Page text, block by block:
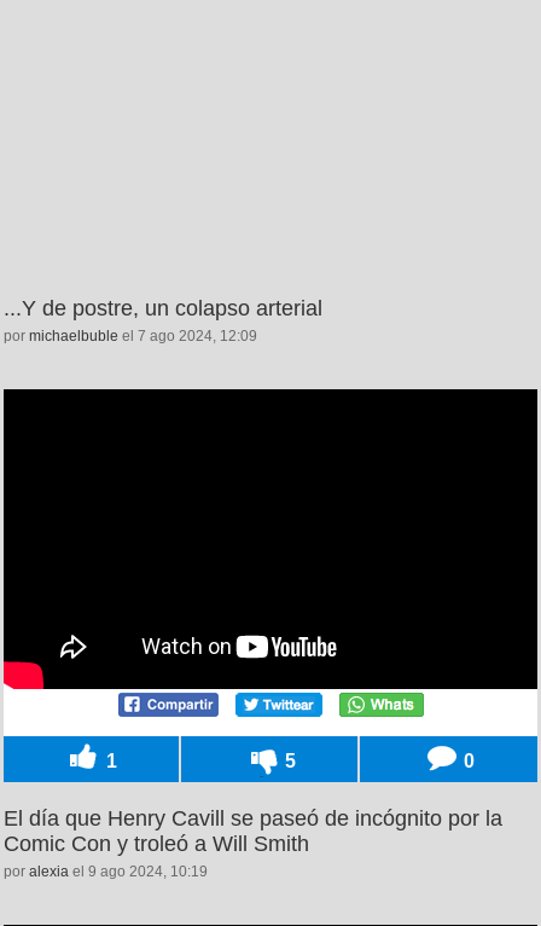
...Y de postre, un colapso arterial
por michaelbuble el 7 ago 2024, 12:09
1 5 0
El día que Henry Cavill se paseó de incógnito por la
Comic Con y troleó a Will Smith
por alexia el 9 ago 2024, 10:19